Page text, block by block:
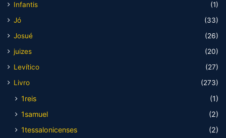
Infantis
(1)
Jó
(33)
Josué
(26)
juizes
(20)
Levítico
(27)
Livro
(273)
1reis
(1)
1samuel
(2)
1tessalonicenses
(2)